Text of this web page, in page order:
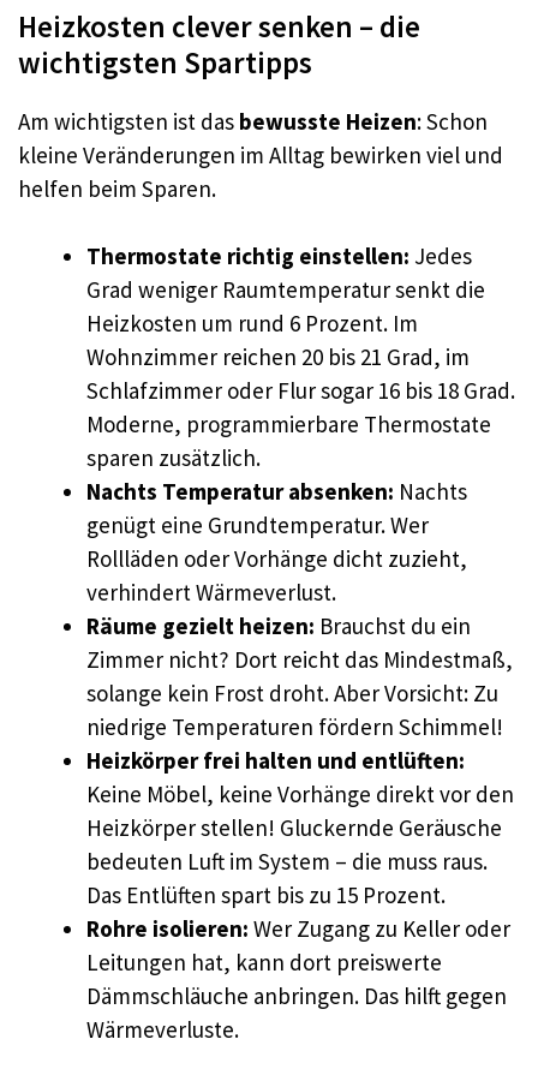
Heizkosten clever senken – die
wichtigsten Spartipps
Am wichtigsten ist das bewusste Heizen: Schon
kleine Veränderungen im Alltag bewirken viel und
helfen beim Sparen.
Thermostate richtig einstellen: Jedes
Grad weniger Raumtemperatur senkt die
Heizkosten um rund 6 Prozent. Im
Wohnzimmer reichen 20 bis 21 Grad, im
Schlafzimmer oder Flur sogar 16 bis 18 Grad.
Moderne, programmierbare Thermostate
sparen zusätzlich.
Nachts Temperatur absenken: Nachts
genügt eine Grundtemperatur. Wer
Rollläden oder Vorhänge dicht zuzieht,
verhindert Wärmeverlust.
Räume gezielt heizen: Brauchst du ein
Zimmer nicht? Dort reicht das Mindestmaß,
solange kein Frost droht. Aber Vorsicht: Zu
niedrige Temperaturen fördern Schimmel!
Heizkörper frei halten und entlüften:
Keine Möbel, keine Vorhänge direkt vor den
Heizkörper stellen! Gluckernde Geräusche
bedeuten Luft im System – die muss raus.
Das Entlüften spart bis zu 15 Prozent.
Rohre isolieren: Wer Zugang zu Keller oder
Leitungen hat, kann dort preiswerte
Dämmschläuche anbringen. Das hilft gegen
Wärmeverluste.